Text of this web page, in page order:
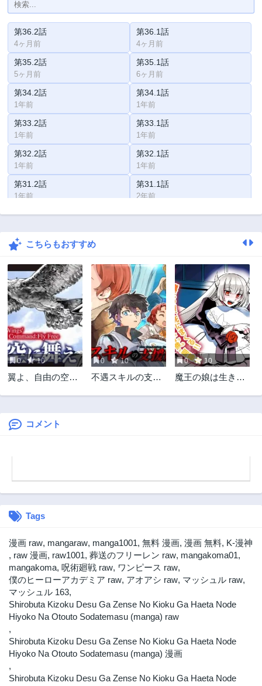
第36.2話
4ヶ月前
第36.1話
4ヶ月前
第35.2話
5ヶ月前
第35.1話
6ヶ月前
第34.2話
1年前
第34.1話
1年前
第33.2話
1年前
第33.1話
1年前
第32.2話
1年前
第32.1話
1年前
第31.2話
1年前
第31.1話
2年前
第30.2話 第30.1話
第29.2話
第29話
2年前
第28.2話
2年前
第28.1話
2年前
第28話
2年前
第27.2話
2年前
第27.1話
2年前
第27話
2年前
第26.2話
2年前
第26.1話 第26話
第25.2話
第23.2話
第23話
2年前
第22.2話
2年前
第22.1話
2年前
第22話
第21.2話
2年前
第21.1話
2年前
第21話
2年前
第20.2話
2年前
2年前 2年前
こちらもおすすめ
0 10
翼よ、自由の空に
0 10
不遇スキルの支援
0 10
魔王の娘は生き汚
コメント
Tags
漫画 raw, mangaraw, manga1001, 無料 漫画, 漫画 無料, K-漫神
, raw 漫画, raw1001, 葬送のフリーレン raw, mangakoma01,
mangakoma, 呪術廻戦 raw, ワンピース raw,
僕のヒーローアカデミア raw, アオアシ raw, マッシュル raw,
マッシュル 163,
Shirobuta Kizoku Desu Ga Zense No Kioku Ga Haeta Node
Hiyoko Na Otouto Sodatemasu (manga) raw
,
Shirobuta Kizoku Desu Ga Zense No Kioku Ga Haeta Node
Hiyoko Na Otouto Sodatemasu (manga) 漫画
,
Shirobuta Kizoku Desu Ga Zense No Kioku Ga Haeta Node